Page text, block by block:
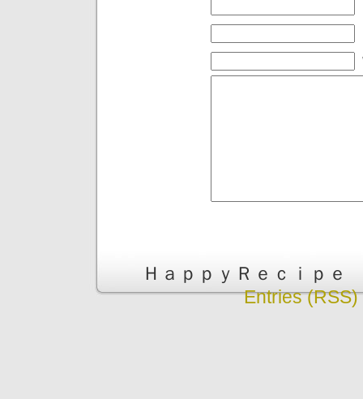
ＨａｐｐｙＲｅｃｉｐ
Entries (RSS)